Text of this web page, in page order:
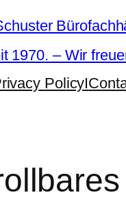
1970. – Wir
PolicyI